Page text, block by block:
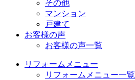
その他
マンション
戸建て
お客様の声
お客様の声一覧
リフォームメニュー
リフォームメニュー一覧